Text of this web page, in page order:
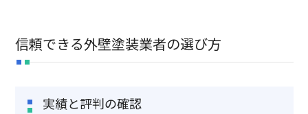
信頼できる外壁塗装業者の選び方
実績と評判の確認